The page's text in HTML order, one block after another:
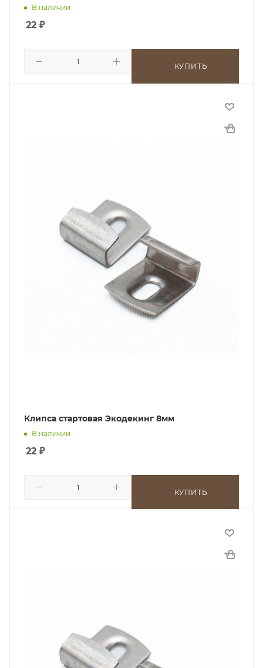
В наличии
22 ₽
КУПИТЬ
Клипса стартовая Экодекинг 8мм
В наличии
22 ₽
КУПИТЬ